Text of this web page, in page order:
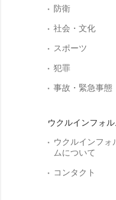
防衛
社会・文化
スポーツ
犯罪
事故・緊急事態
ウクルインフォル
ウクルインフォ
ムについて
コンタクト